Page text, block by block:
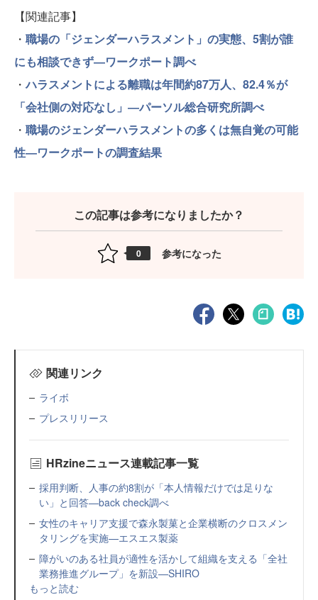
【関連記事】
・ 職場の「ジェンダーハラスメント」の実態、5割が誰
にも相談できず―ワークポート調べ
・ハラスメントによる離職は年間約87万人、82.4％が
「会社側の対応なし」―パーソル総合研究所調べ
・ 職場のジェンダーハラスメントの多くは無自覚の可能
性―ワークポートの調査結果
この記事は参考になりましたか？
0 参考になった
関連リンク
ライボ
プレスリリース
HRzineニュース連載記事一覧
採用判断、人事の約8割が「本人情報だけでは足りな
い」と回答—back check調べ
女性のキャリア支援で森永製菓と企業横断のクロスメン
タリングを実施—エスエス製薬
障がいのある社員が適性を活かして組織を支える「全社
業務推進グループ」を新設—SHIRO
もっと読む